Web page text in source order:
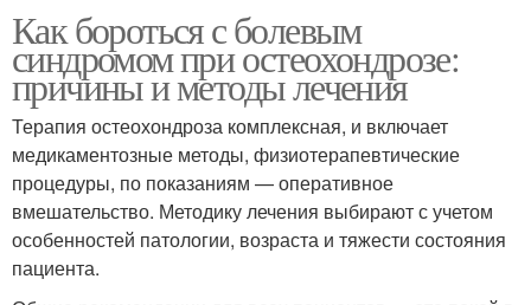
Как бороться с болевым
синдромом при остеохондрозе:
причины и методы лечения
Терапия остеохондроза комплексная, и включает
медикаментозные методы, физиотерапевтические
процедуры, по показаниям — оперативное
вмешательство. Методику лечения выбирают с учетом
особенностей патологии, возраста и тяжести состояния
пациента.